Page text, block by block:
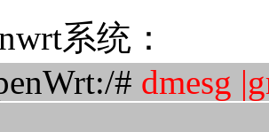
系统：
# dmesg